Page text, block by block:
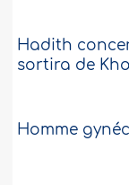
Hadith
sortira de
Homme